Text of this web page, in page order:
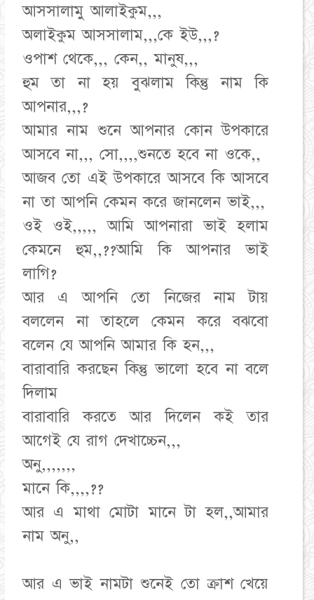
আসসালামু আলাইকুম,,,
অলাইকুম আসসালাম,,,কে ইউ,,,?
ওপাশ থেকে,,, কেন,, মানুষ,,,
হুম তা না হয় বুঝলাম কিন্তু নাম কি
আপনার,,,?
আমার নাম শুনে আপনার কোন উপকারে
আসবে না,,, সো,,,,শুনতে হবে না ওকে,,
আজব তো এই উপকারে আসবে কি আসবে
না তা আপনি কেমন করে জানলেন ভাই,,,
ওই ওই,,,,, আমি আপনারা ভাই হলাম
কেমনে হুম,,??আমি কি আপনার ভাই
লাগি?
আর এ আপনি তো নিজের নাম টায়
বললেন না তাহলে কেমন করে বঝবো
বলেন যে আপনি আমার কি হন,,,
বারাবারি করছেন কিন্তু ভালো হবে না বলে
দিলাম
বারাবারি করতে আর দিলেন কই তার
আগেই যে রাগ দেখাচ্চেন,,,
অনু,,,,,,,
মানে কি,,,,??
আর এ মাথা মোটা মানে টা হল,,আমার
নাম অনু,,
আর এ ভাই নামটা শুনেই তো ক্রাশ খেয়ে